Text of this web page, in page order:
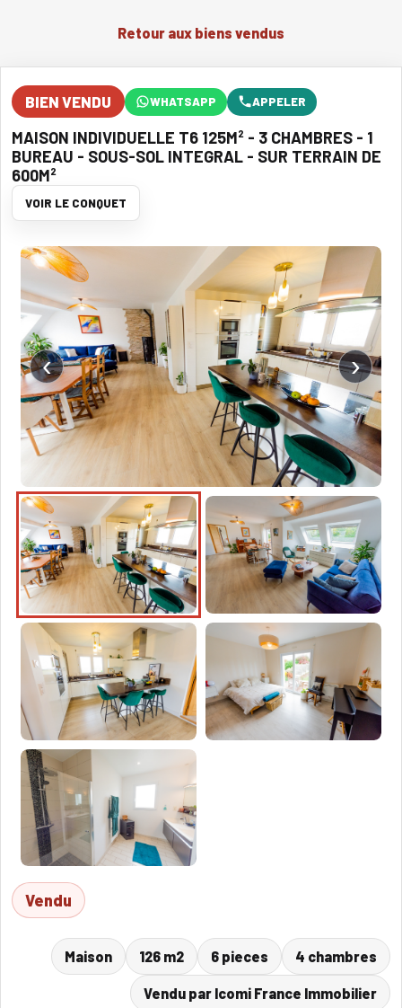
Retour aux biens vendus
BIEN VENDU WHATSAPP APPELER
MAISON INDIVIDUELLE T6 125M² - 3 CHAMBRES - 1
BUREAU - SOUS-SOL INTEGRAL - SUR TERRAIN DE
600M²
VOIR LE CONQUET
‹ ›
Vendu
Maison 126 m2 6 pieces 4 chambres
Vendu par Icomi France Immobilier